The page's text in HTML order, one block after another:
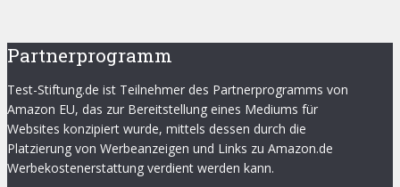
Partnerprogramm
Test-Stiftung.de ist Teilnehmer des Partnerprogramms von
Amazon EU, das zur Bereitstellung eines Mediums für
Websites konzipiert wurde, mittels dessen durch die
Platzierung von Werbeanzeigen und Links zu Amazon.de
Werbekostenerstattung verdient werden kann.